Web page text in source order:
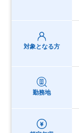
対象となる方
勤務地